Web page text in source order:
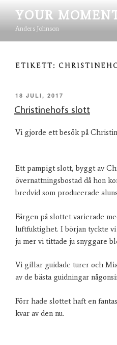
innehåll
YOUR
Anders Johnson
ETIKETT:
PUBLICERAT
18 JULI, 2017
Christinehofs slott
Vi gjorde ett besök på
Ett pampigt slott, byggt av
övernattningsbostad då hon
bredvid som producerade
Färgen på slottet varierade
luftfuktighet. I början tyckte
ju mer vi tittade ju snyggare
Vi gillar guidade turer och
av de bästa guidningar
Förr hade slottet haft en
kvar av den nu.